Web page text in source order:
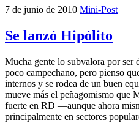
7 de junio de 2010 Mini-Post
Se lanzó Hipólito
Mucha gente lo subvalora por ser
poco campechano, pero pienso
internos y se rodea de un buen
mueve más el peñagomismo que
fuerte en RD —aunque ahora
principalmente en sectores